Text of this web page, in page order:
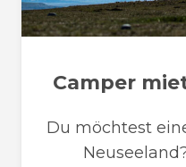
Camper
Du möchtest